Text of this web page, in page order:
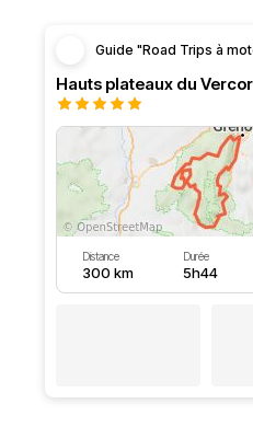
Guide "Road Trips à
Hauts plateaux du
Distance
300 km
Durée
5h44